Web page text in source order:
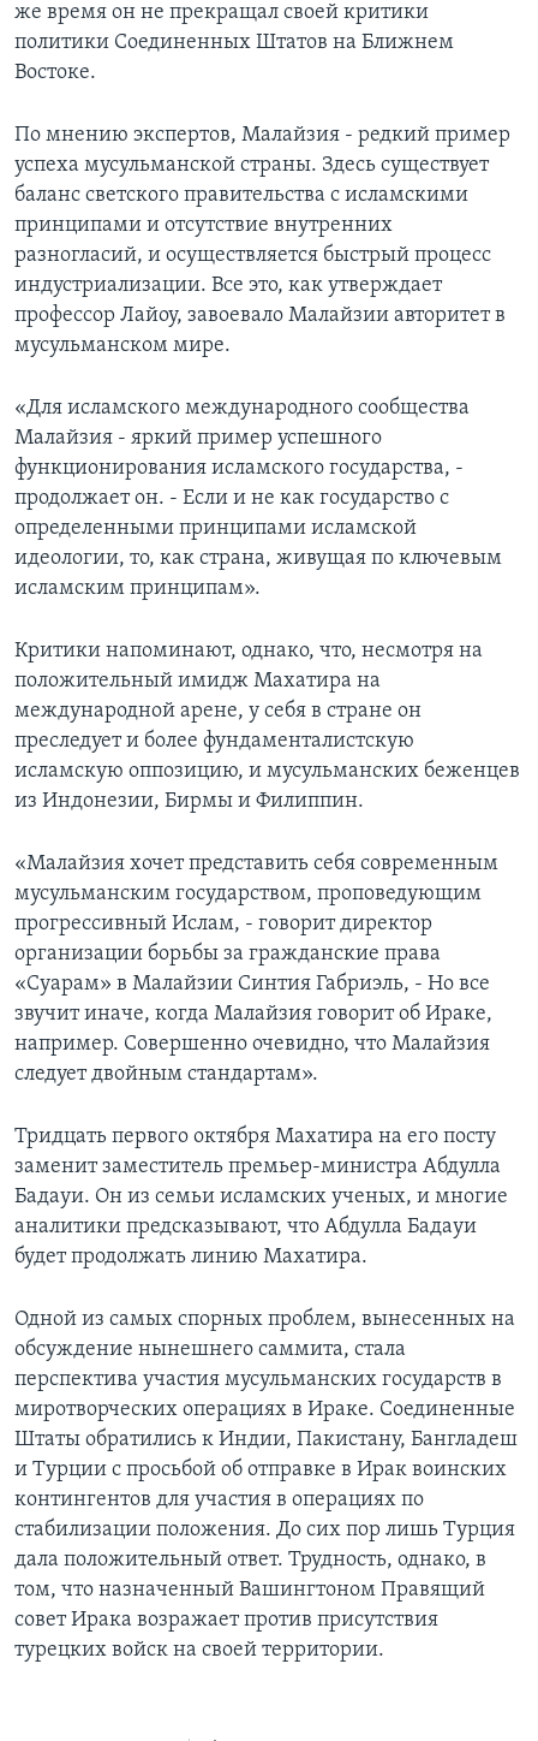
же время он не прекращал своей критики
политики Соединенных Штатов на Ближнем
Востоке.
По мнению экспертов, Малайзия - редкий пример
успеха мусульманской страны. Здесь существует
баланс светского правительства с исламскими
принципами и отсутствие внутренних
разногласий, и осуществляется быстрый процесс
индустриализации. Все это, как утверждает
профессор Лайоу, завоевало Малайзии авторитет в
мусульманском мире.
«Для исламского международного сообщества
Малайзия - яркий пример успешного
функционирования исламского государства, -
продолжает он. - Если и не как государство с
определенными принципами исламской
идеологии, то, как страна, живущая по ключевым
исламским принципам».
Критики напоминают, однако, что, несмотря на
положительный имидж Махатира на
международной арене, у себя в стране он
преследует и более фундаменталистскую
исламскую оппозицию, и мусульманских беженцев
из Индонезии, Бирмы и Филиппин.
«Малайзия хочет представить себя современным
мусульманским государством, проповедующим
прогрессивный Ислам, - говорит директор
организации борьбы за гражданские права
«Суарам» в Малайзии Синтия Габриэль, - Но все
звучит иначе, когда Малайзия говорит об Ираке,
например. Совершенно очевидно, что Малайзия
следует двойным стандартам».
Тридцать первого октября Махатира на его посту
заменит заместитель премьер-министра Абдулла
Бадауи. Он из семьи исламских ученых, и многие
аналитики предсказывают, что Абдулла Бадауи
будет продолжать линию Махатира.
Одной из самых спорных проблем, вынесенных на
обсуждение нынешнего саммита, стала
перспектива участия мусульманских государств в
миротворческих операциях в Ираке. Соединенные
Штаты обратились к Индии, Пакистану, Бангладеш
и Турции с просьбой об отправке в Ирак воинских
контингентов для участия в операциях по
стабилизации положения. До сих пор лишь Турция
дала положительный ответ. Трудность, однако, в
том, что назначенный Вашингтоном Правящий
совет Ирака возражает против присутствия
турецких войск на своей территории.